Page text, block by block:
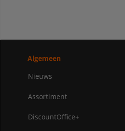
Algemeen
Nieuws
Assortiment
DiscountOffice+